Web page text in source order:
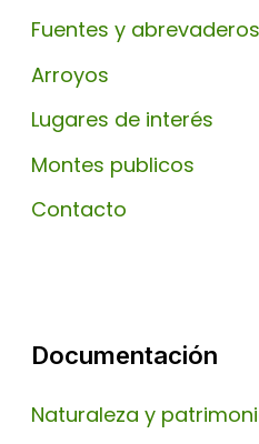
Fuentes y abrevaderos
Arroyos
Lugares de interés
Montes publicos
Contacto
Documentación
Naturaleza y